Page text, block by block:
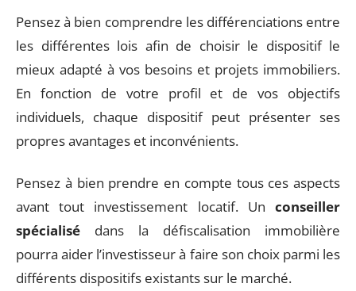
Pensez à bien comprendre les différenciations entre
les différentes lois afin de choisir le dispositif le
mieux adapté à vos besoins et projets immobiliers.
En fonction de votre profil et de vos objectifs
individuels, chaque dispositif peut présenter ses
propres avantages et inconvénients.
Pensez à bien prendre en compte tous ces aspects
avant tout investissement locatif. Un conseiller
spécialisé dans la défiscalisation immobilière
pourra aider l’investisseur à faire son choix parmi les
différents dispositifs existants sur le marché.